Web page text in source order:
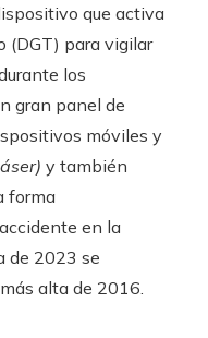
que activa
(DGT) para vigilar
los
gran panel de
móviles y
y también
forma
en la
de 2023 se
alta de 2016.